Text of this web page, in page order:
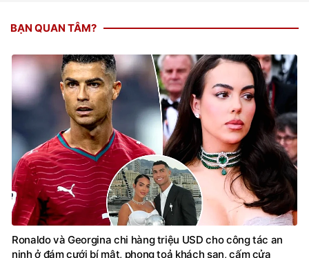
BẠN QUAN TÂM?
Ronaldo và Georgina chi hàng triệu USD cho công tác an
ninh ở đám cưới bí mật, phong toả khách sạn, cấm cửa